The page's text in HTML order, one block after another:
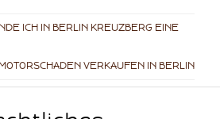
ICH IN BERLIN KREUZBERG EINE
VERKAUFEN IN BERLIN